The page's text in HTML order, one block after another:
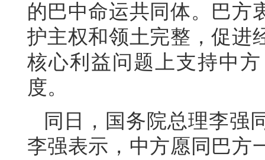
的巴中命运共同体。巴方
护主权和领土完整，促进
核心利益问题上支持中
度。
同日，国务院总理李强
李强表示，中方愿同巴方